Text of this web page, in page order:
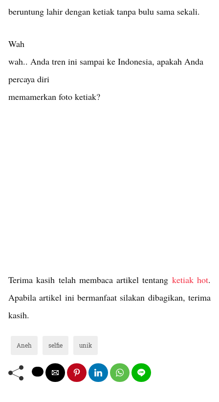
beruntung lahir dengan ketiak tanpa bulu sama sekali.
Wah
wah.. Anda tren ini sampai ke Indonesia, apakah Anda
percaya diri
memamerkan foto ketiak?
Terima kasih telah membaca artikel tentang ketiak hot.
Apabila artikel ini bermanfaat silakan dibagikan, terima
kasih.
Aneh selfie unik